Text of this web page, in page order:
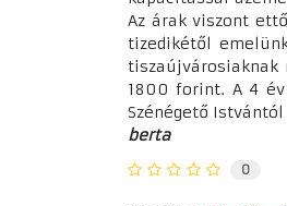
Az árak viszont
tizedikétől
tiszaújvárosiaknak
1800 forint. A 4
Szénégető
berta
0